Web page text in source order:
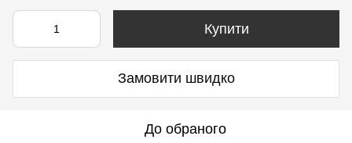
Купити
Замовити швидко
До обраного